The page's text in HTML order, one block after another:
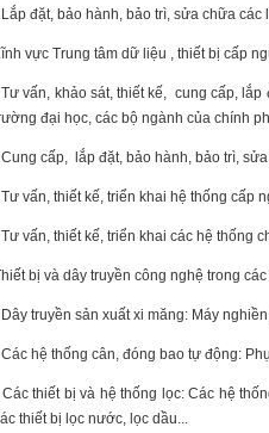
đặt, bảo hành, bảo trì, sửa chữa
vực Trung tâm dữ liệu , thiết bị cấp
vấn, khảo sát, thiết kế, cung cấp,
đại học, các bộ ngành của chính
cấp, lắp đặt, bảo hành, bảo trì,
vấn, thiết kế, triển khai hệ thống cấp
vấn, thiết kế, triển khai các hệ thống
bị và dây truyền công nghệ trong
truyền sản xuất xi măng: Máy
hệ thống cân, đóng bao tự động:
thiết bị và hệ thống lọc: Các hệ
thiết bị lọc nước, lọc dầu...